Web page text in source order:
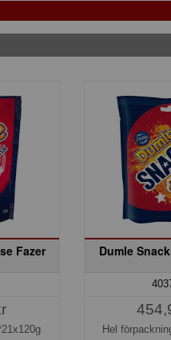
Fazer Dumle
Hel